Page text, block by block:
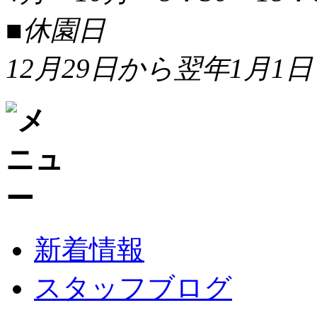
■休園日
12月29日から翌年1月1日
新着情報
スタッフブログ